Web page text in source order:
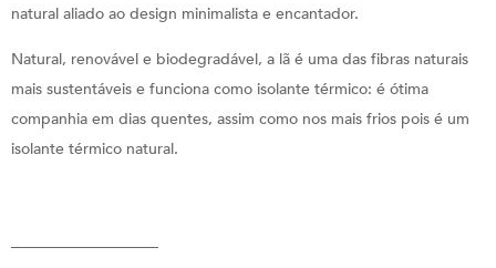
natural aliado ao design minimalista e encantador.
Natural, renovável e biodegradável, a lã é uma das fibras naturais
mais sustentáveis e funciona como isolante térmico: é ótima
companhia em dias quentes, assim como nos mais frios pois é um
isolante térmico natural.